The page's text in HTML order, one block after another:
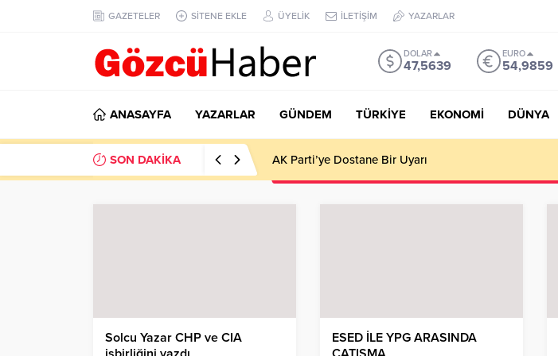
GAZETELER SİTENE EKLE ÜYELİK İLETİŞİM YAZARLAR
DOLAR
47,5639
EURO
54,9859
ANASAYFA YAZARLAR GÜNDEM TÜRKİYE EKONOMİ DÜNYA
SON DAKİKA AK Parti’ye Dostane Bir Uyarı
Solcu Yazar CHP ve CIA
ESED İLE YPG ARASINDA